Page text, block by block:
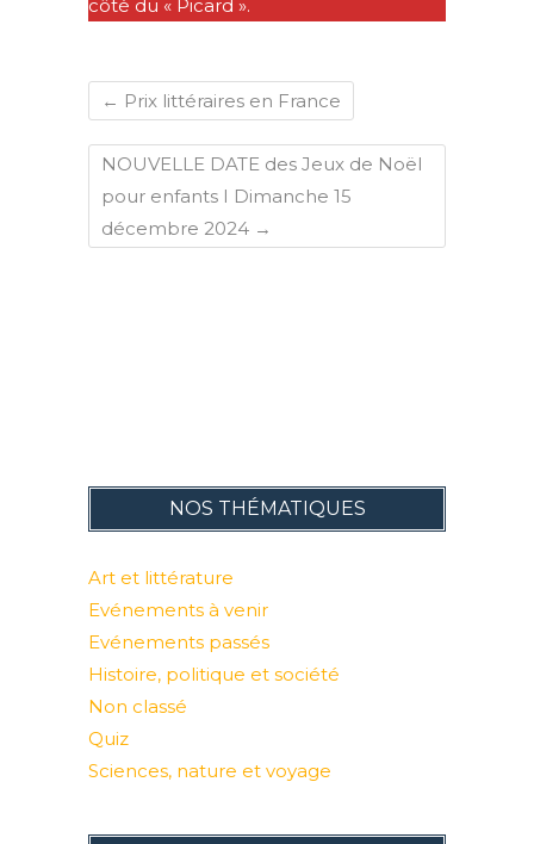
côté du « Picard ».
← Prix littéraires en France
NOUVELLE DATE des Jeux de Noël
pour enfants I Dimanche 15
décembre 2024 →
NOS THÉMATIQUES
Art et littérature
Evénements à venir
Evénements passés
Histoire, politique et société
Non classé
Quiz
Sciences, nature et voyage